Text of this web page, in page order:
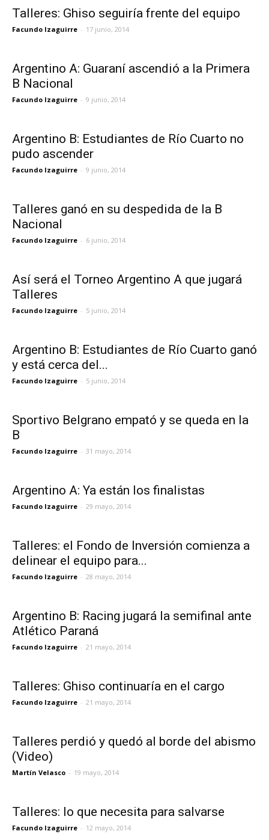
Talleres: Ghiso seguiría frente del equipo
Facundo Izaguirre - 17 junio, 2014
Argentino A: Guaraní ascendió a la Primera
B Nacional
Facundo Izaguirre - 9 junio, 2014
Argentino B: Estudiantes de Río Cuarto no
pudo ascender
Facundo Izaguirre - 9 junio, 2014
Talleres ganó en su despedida de la B
Nacional
Facundo Izaguirre - 6 junio, 2014
Así será el Torneo Argentino A que jugará
Talleres
Facundo Izaguirre - 5 junio, 2014
Argentino B: Estudiantes de Río Cuarto ganó
y está cerca del...
Facundo Izaguirre - 5 junio, 2014
Sportivo Belgrano empató y se queda en la
B
Facundo Izaguirre - 31 mayo, 2014
Argentino A: Ya están los finalistas
Facundo Izaguirre - 29 mayo, 2014
Talleres: el Fondo de Inversión comienza a
delinear el equipo para...
Facundo Izaguirre - 28 mayo, 2014
Argentino B: Racing jugará la semifinal ante
Atlético Paraná
Facundo Izaguirre - 21 mayo, 2014
Talleres: Ghiso continuaría en el cargo
Facundo Izaguirre - 21 mayo, 2014
Talleres perdió y quedó al borde del abismo
(Video)
Martín Velasco - 19 mayo, 2014
Talleres: lo que necesita para salvarse
Facundo Izaguirre - 12 mayo, 2014